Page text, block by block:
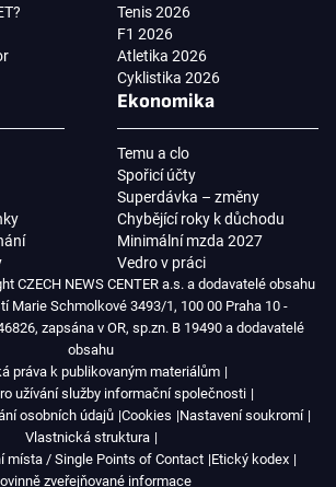
Tenis 2026
F1 2026
Atletika 2026
Cyklistika 2026
Ekonomika
Temu a clo
Spořicí účty
Superdávka – změny
Chybějící roky k důchodu
Minimální mzda 2027
Vedro v práci
CZECH NEWS CENTER a.s. a dodavatelé obsahu
Marie Schmolkové 3493/1, 100 00 Praha 10 -
zapsána v OR, sp.zn. B 19490 a dodavatelé
obsahu
práva k publikovaným materiálům
užívání služby informační společnosti
osobních údajů Cookies Nastavení soukromí
Vlastnická struktura
místa / Single Points of Contact Etický kodex
zveřejňované informace